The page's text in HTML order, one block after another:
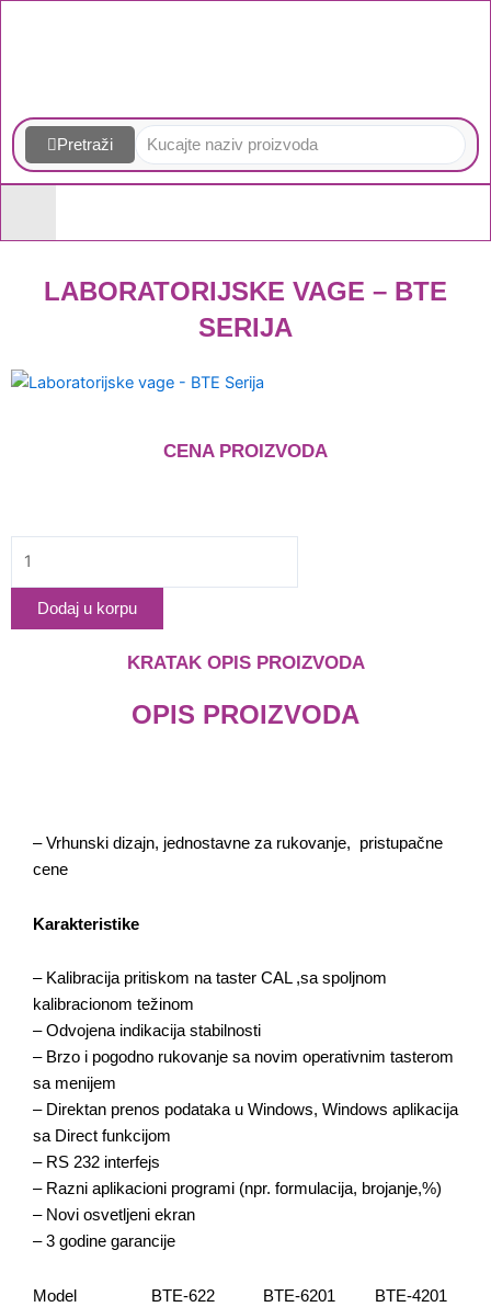
Pretraži
Laboratorijska
kozmetičku
industriju
Ultrazvučne
kade i
vodena
kupatila
Homogenizatori
Laboratorijska
LABORATORIJSKE VAGE – BTE
SERIJA
CENA PROIZVODA
BTE
Dodaj u korpu
KRATAK OPIS PROIZVODA
OPIS PROIZVODA
– Vrhunski dizajn, jednostavne za rukovanje, pristupačne
cene
Karakteristike
– Kalibracija pritiskom na taster CAL ,sa spoljnom
kalibracionom težinom
– Odvojena indikacija stabilnosti
– Brzo i pogodno rukovanje sa novim operativnim tasterom
sa menijem
– Direktan prenos podataka u Windows, Windows aplikacija
sa Direct funkcijom
– RS 232 interfejs
– Razni aplikacioni programi (npr. formulacija, brojanje,%)
– Novi osvetljeni ekran
– 3 godine garancije
Model BTE-622 BTE-6201 BTE-4201